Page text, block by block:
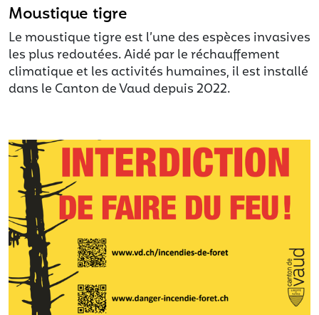
Moustique tigre
Le moustique tigre est l’une des espèces invasives
les plus redoutées. Aidé par le réchauffement
climatique et les activités humaines, il est installé
dans le Canton de Vaud depuis 2022.